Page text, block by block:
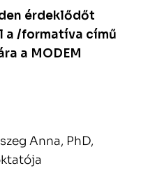
érdeklődőt
a /formatíva című
a MODEM
Anna, PhD,